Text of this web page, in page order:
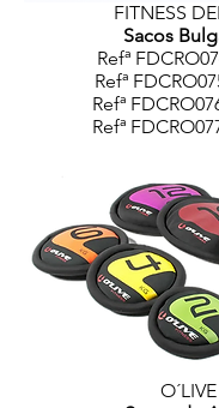
FITNESS
Sacos
Refª
Refª
Refª
Refª
O´LIVE